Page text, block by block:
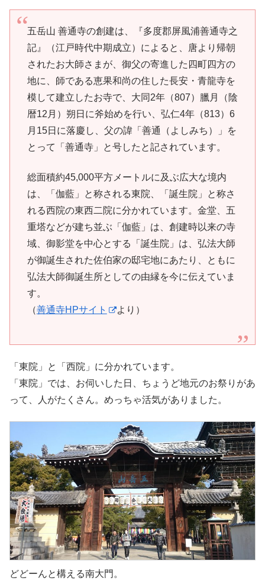
五岳山 善通寺の創建は、『多度郡屏風浦善通寺之
記』（江戸時代中期成立）によると、唐より帰朝
されたお大師さまが、御父の寄進した四町四方の
地に、師である恵果和尚の住した長安・青龍寺を
模して建立したお寺で、大同2年（807）臘月（陰
暦12月）朔日に斧始めを行い、弘仁4年（813）6
月15日に落慶し、父の諱「善通（よしみち）」を
とって「善通寺」と号したと記されています。
総面積約45,000平方メートルに及ぶ広大な境内
は、「伽藍」と称される東院、「誕生院」と称さ
れる西院の東西二院に分かれています。金堂、五
重塔などが建ち並ぶ「伽藍」は、創建時以来の寺
域、御影堂を中心とする「誕生院」は、弘法大師
が御誕生された佐伯家の邸宅地にあたり、ともに
弘法大師御誕生所としての由縁を今に伝えていま
す。
（善通寺HPサイト より）
「東院」と「西院」に分かれています。
「東院」では、お伺いした日、ちょうど地元のお祭りがあ
って、人がたくさん。めっちゃ活気がありました。
どどーんと構える南大門。